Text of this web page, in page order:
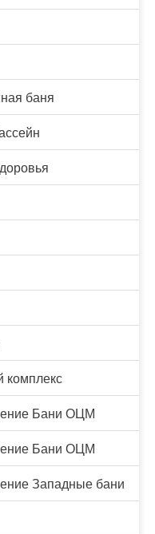
баня
комплекс
Бани ОЦМ
Бани ОЦМ
Западные бани